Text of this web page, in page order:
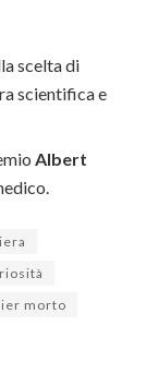
scelta di
scientifica e
Albert
morto